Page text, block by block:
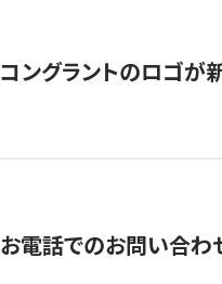
コングラントのロゴが
お電話でのお問い合わ